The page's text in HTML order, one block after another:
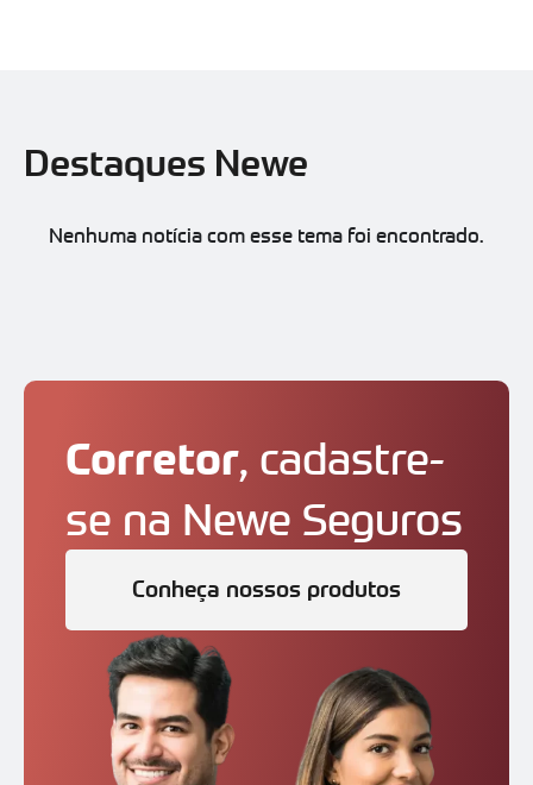
Destaques Newe
Nenhuma notícia com esse tema foi encontrado.
Corretor, cadastre-
se na Newe Seguros
Conheça nossos produtos